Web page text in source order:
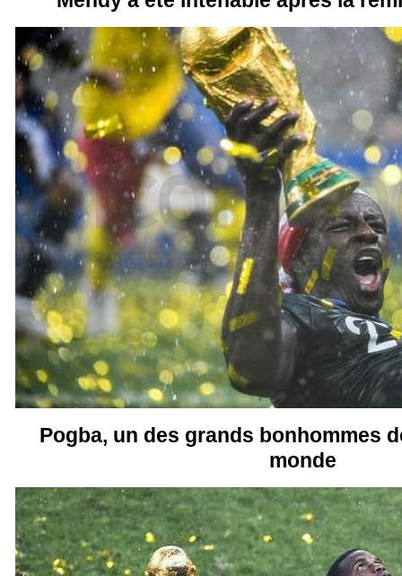
Pogba, un des grands bonhommes
monde